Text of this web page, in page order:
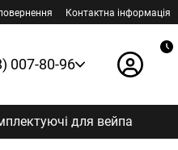
Контактна інформація
007-80-96
для вейпа